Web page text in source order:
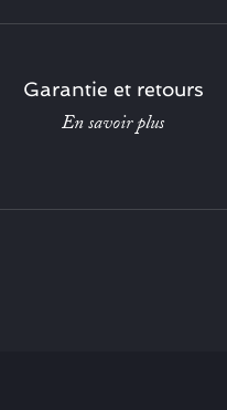
Garantie et retours
En savoir plus